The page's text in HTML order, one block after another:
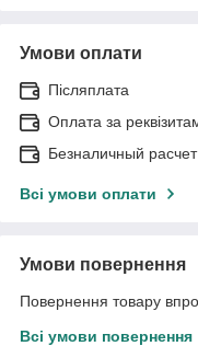
Умови оплати
Післяплата
Оплата за
Безналичный расчет
Всі умови оплати
Умови повернення
Повернення товару
Всі умови повернення